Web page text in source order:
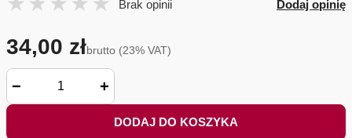
Brak opinii Dodaj opinię
34,00 złbrutto (23% VAT)
− +
DODAJ DO KOSZYKA